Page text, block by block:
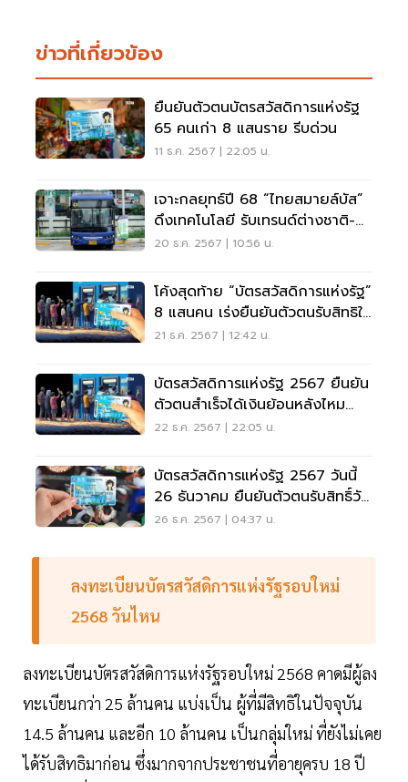
ข่าวที่เกี่ยวข้อง
ยืนยันตัวตนบัตรสวัสดิการแห่งรัฐ
65 คนเก่า 8 แสนราย รีบด่วน
11 ธ.ค. 2567 | 22:05 น.
เจาะกลยุทธ์ปี 68 “ไทยสมายล์บัส”
ดึงเทคโนโลยี รับเทรนด์ต่างชาติ-
บัตรคนจน
20 ธ.ค. 2567 | 10:56 น.
โค้งสุดท้าย “บัตรสวัสดิการแห่งรัฐ”
8 แสนคน เร่งยืนยันตัวตนรับสิทธิใน
26 ธ.ค.
21 ธ.ค. 2567 | 12:42 น.
บัตรสวัสดิการแห่งรัฐ 2567 ยืนยัน
ตัวตนสำเร็จได้เงินย้อนหลังไหม
คลิกด่วน
22 ธ.ค. 2567 | 22:05 น.
บัตรสวัสดิการแห่งรัฐ 2567 วันนี้
26 ธันวาคม ยืนยันตัวตนรับสิทธิ์วัน
สุดท้าย
26 ธ.ค. 2567 | 04:37 น.
ลงทะเบียนบัตรสวัสดิการแห่งรัฐรอบใหม่
2568 วันไหน
ลงทะเบียนบัตรสวัสดิการแห่งรัฐรอบใหม่ 2568 คาดมีผู้ลง
ทะเบียนกว่า 25 ล้านคน แบ่งเป็น ผู้ที่มีสิทธิในปัจจุบัน
14.5 ล้านคน และอีก 10 ล้านคน เป็นกลุ่มใหม่ ที่ยังไม่เคย
ได้รับสิทธิมาก่อน ซึ่งมากจากประชาชนที่อายุครบ 18 ปี